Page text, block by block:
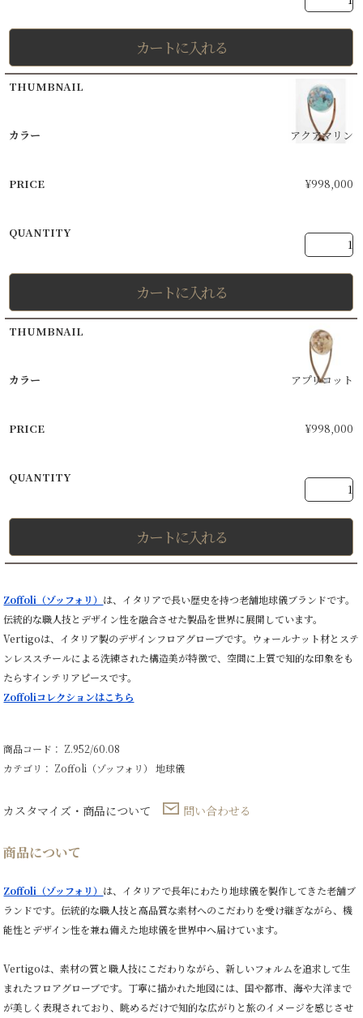
カートに入れる
アクアマリン
¥998,000
カートに入れる
アプリコット
¥998,000
カートに入れる
Zoffoli（ゾッフォリ） は、イタリアで長い歴史を持つ老舗地球儀ブランドです。
伝統的な職人技とデザイン性を融合させた製品を世界に展開しています。
Vertigoは、イタリア製のデザインフロアグローブです。ウォールナット材とステ
ンレススチールによる洗練された構造美が特徴で、空間に上質で知的な印象をも
たらすインテリアピースです。
Zoffoliコレクションはこちら
商品コード： Z.952/60.08
カテゴリ： Zoffoli（ゾッフォリ） 地球儀
カスタマイズ・商品について 問い合わせる
商品について
Zoffoli（ゾッフォリ） は、イタリアで長年にわたり地球儀を製作してきた老舗ブ
ランドです。伝統的な職人技と高品質な素材へのこだわりを受け継ぎながら、機
能性とデザイン性を兼ね備えた地球儀を世界中へ届けています。
Vertigoは、素材の質と職人技にこだわりながら、新しいフォルムを追求して生
まれたフロアグローブです。丁寧に描かれた地図には、国や都市、海や大洋まで
が美しく表現されており、眺めるだけで知的な広がりと旅のイメージを感じさせ